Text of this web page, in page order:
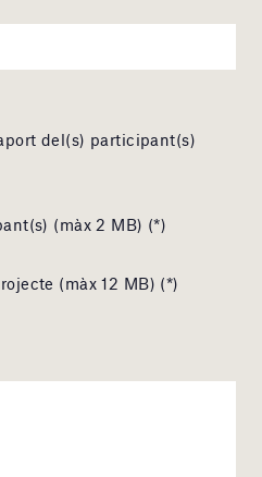
del(s) participant(s)
(màx 2 MB) (*)
(màx 12 MB) (*)